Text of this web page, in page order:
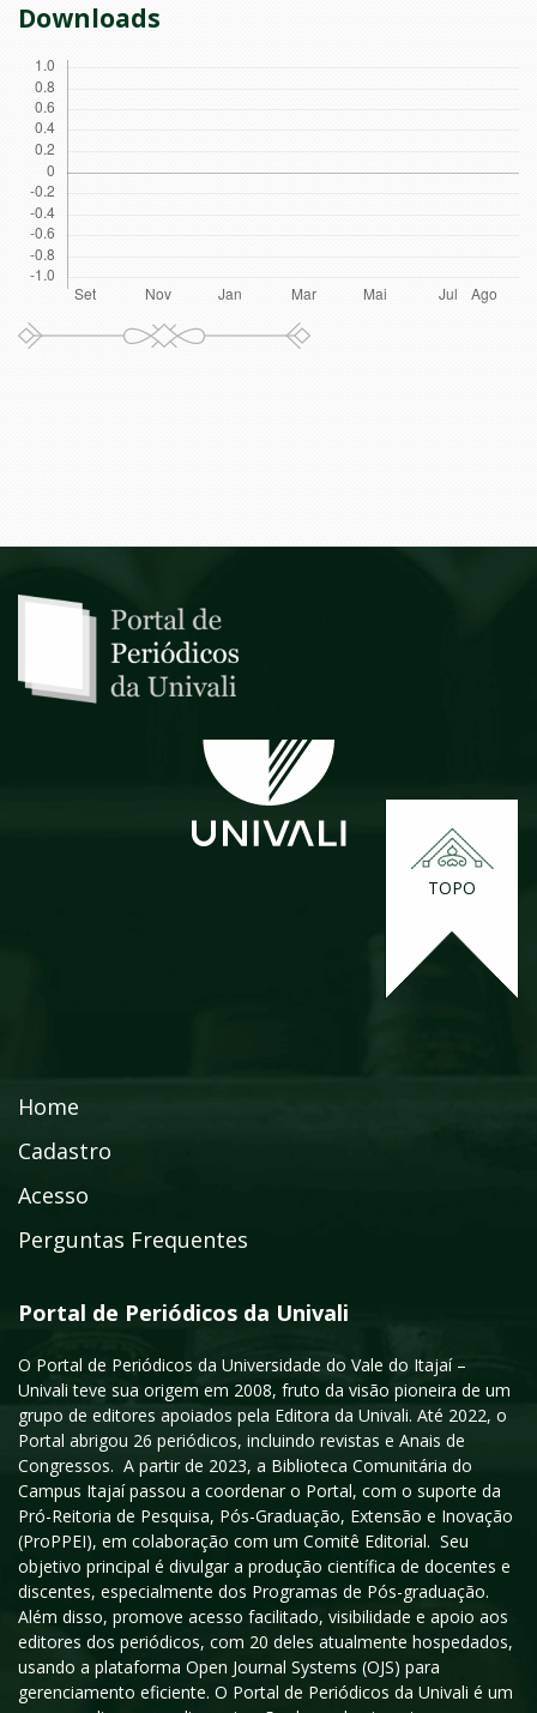
Downloads
TOPO
Home
Cadastro
Acesso
Perguntas Frequentes
Portal de Periódicos da Univali
O Portal de Periódicos da Universidade do Vale do Itajaí –
Univali teve sua origem em 2008, fruto da visão pioneira de um
grupo de editores apoiados pela Editora da Univali. Até 2022, o
Portal abrigou 26 periódicos, incluindo revistas e Anais de
Congressos. A partir de 2023, a Biblioteca Comunitária do
Campus Itajaí passou a coordenar o Portal, com o suporte da
Pró-Reitoria de Pesquisa, Pós-Graduação, Extensão e Inovação
(ProPPEI), em colaboração com um Comitê Editorial. Seu
objetivo principal é divulgar a produção científica de docentes e
discentes, especialmente dos Programas de Pós-graduação.
Além disso, promove acesso facilitado, visibilidade e apoio aos
editores dos periódicos, com 20 deles atualmente hospedados,
usando a plataforma Open Journal Systems (OJS) para
gerenciamento eficiente. O Portal de Periódicos da Univali é um